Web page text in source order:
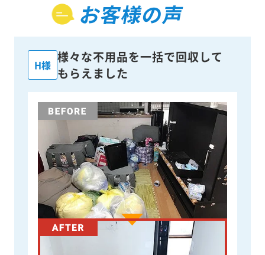
お客様の声
H様
様々な不用品を一括で回収して
もらえました